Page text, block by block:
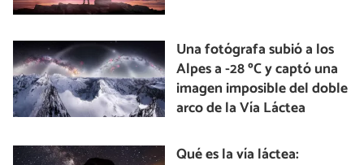
Una fotógrafa subió a los
Alpes a -28 ºC y captó una
imagen imposible del doble
arco de la Vía Láctea
Qué es la vía láctea: